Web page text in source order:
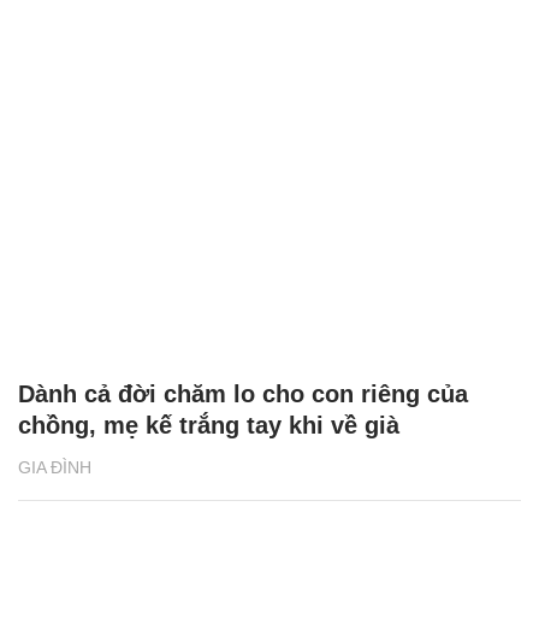
GIA ĐÌNH
Dành cả đời chăm lo cho con riêng của
chồng, mẹ kế trắng tay khi về già